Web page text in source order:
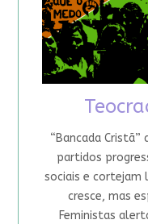
“Bancada Cristã”
partidos
sociais e cortejam
cresce, mas
Feministas